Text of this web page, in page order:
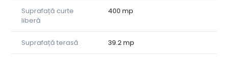
Ciprian Oprișor - 0742 560 000
Suprafață curte
liberă
400 mp
Suprafață terasă 39.2 mp